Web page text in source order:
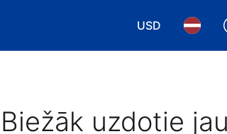
USD
Izvēlēties
Biežāk uzdotie